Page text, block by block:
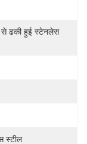
ढकी हुई स्टेनलेस
स्टील